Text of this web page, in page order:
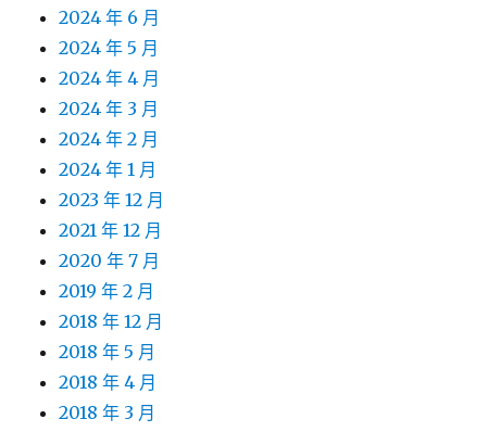
2024 年 6 月
2024 年 5 月
2024 年 4 月
2024 年 3 月
2024 年 2 月
2024 年 1 月
2023 年 12 月
2021 年 12 月
2020 年 7 月
2019 年 2 月
2018 年 12 月
2018 年 5 月
2018 年 4 月
2018 年 3 月